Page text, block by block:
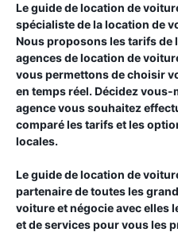
Le guide de location de
spécialiste de la location de
Nous proposons les tarifs de
agences de location de
vous permettons de choisir
en temps réel. Décidez vous-
agence vous souhaitez
comparé les tarifs et les
locales.
Le guide de location de
partenaire de toutes les
voiture et négocie avec elles
et de services pour vous les